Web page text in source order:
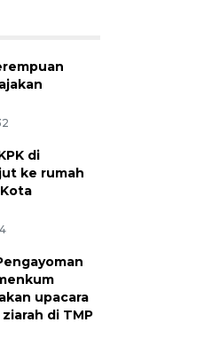
di
ke rumah
upacara
di TMP